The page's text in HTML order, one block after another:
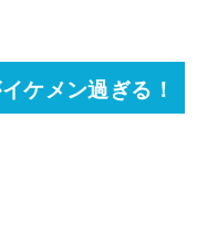
ケメン過ぎる！